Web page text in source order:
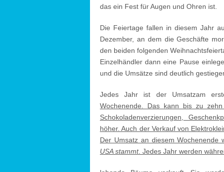
das ein Fest für Augen und Ohren ist.
Die Feiertage fallen in diesem Jahr
Dezember, an dem die Geschäfte
den beiden folgenden
Einzelhändler dann eine Pause
und die Umsätze sind deutlich
Jedes Jahr ist der Umsatzam
Wochenende. Das kann bis zu
Schokoladenverzierungen,
höher. Auch der Verkauf von
Der Umsatz an diesem Wochenende
USA stammt. Jedes Jahr werden